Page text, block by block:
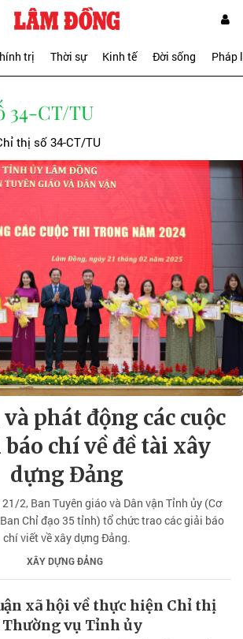
trị Thời sự Kinh tế Đời sống Pháp
34-CT/TU
thị số 34-CT/TU
phát động các cuộc
chí về đề tài xây
dựng Đảng
2, Ban Tuyên giáo và Dân vận Tỉnh ủy (Cơ
Chỉ đạo 35 tỉnh) tổ chức trao các giải báo
chí viết về xây dựng Đảng.
XÂY DỰNG ĐẢNG
xã hội về thực hiện Chỉ thị
Thường vụ Tỉnh ủy